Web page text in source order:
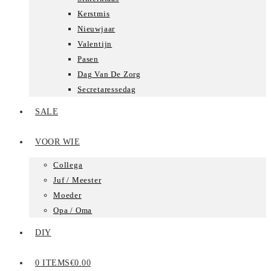
Kerstmis
Nieuwjaar
Valentijn
Pasen
Dag Van De Zorg
Secretaressedag
SALE
VOOR WIE
Collega
Juf / Meester
Moeder
Opa / Oma
DIY
0 ITEMS€0.00